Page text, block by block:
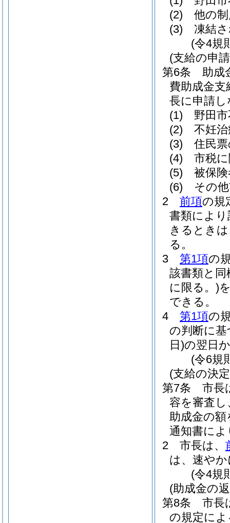
(2)
他の
(3)
凍結
(令4規
(支給の申
第6条
助成
費助成金
長に申請
(1)
野田
(2)
不妊
(3)
住民
(4)
市税
(5)
被保
(6)
その
2
前項の規
書類によ
きるとき
る。
3
第1項の
該書類と
に限る。)
できる。
4
第1項の
の判断に
日)の翌日
(令6規
(支給の決
第7条
市長
容を審査
助成金の額
通知書に
2
市長は、
は、速や
(令4規
(助成金の
第8条
市長
の規定に